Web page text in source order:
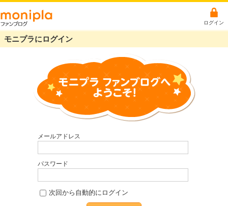
ログイン
モニプラにログイン
メールアドレス
パスワード
次回から自動的にログイン